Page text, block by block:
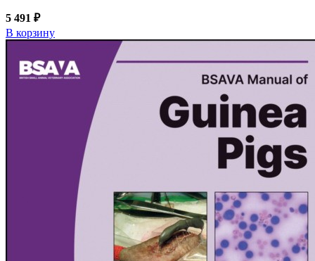
5 491 ₽
В корзину